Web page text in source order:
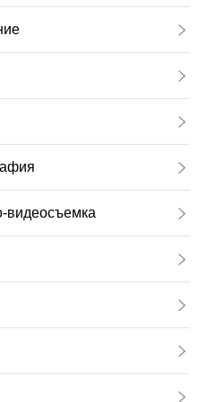
видеосъемка